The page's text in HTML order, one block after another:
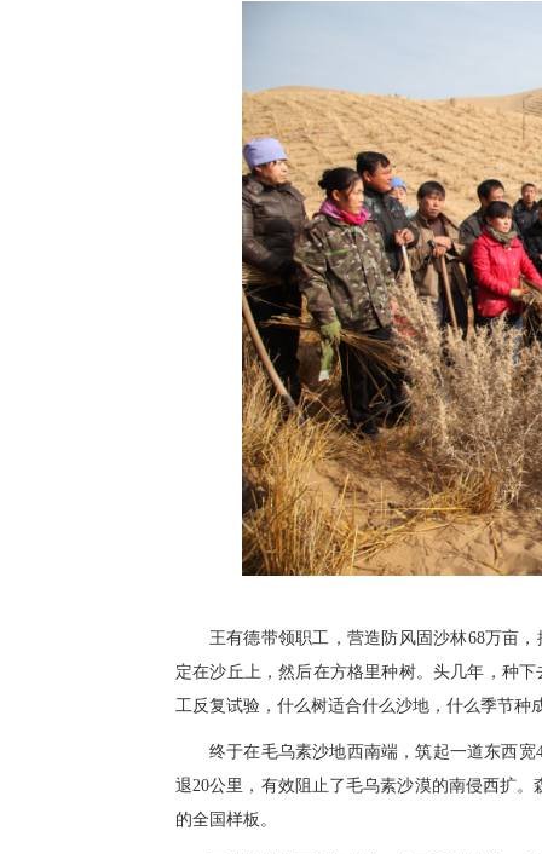
王有德带领职工，营造防风固沙林68万亩
定在沙丘上，然后在方格里种树。头几年，种
工反复试验，什么树适合什么沙地，什么季节种
终于在毛乌素沙地西南端，筑起一道东西
退20公里，有效阻止了毛乌素沙漠的南侵西扩
的全国样板。